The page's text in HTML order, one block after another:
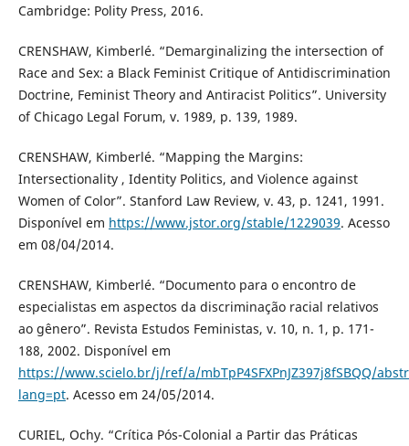
Cambridge: Polity Press, 2016.
CRENSHAW, Kimberlé. “Demarginalizing the intersection of
Race and Sex: a Black Feminist Critique of Antidiscrimination
Doctrine, Feminist Theory and Antiracist Politics”. University
of Chicago Legal Forum, v. 1989, p. 139, 1989.
CRENSHAW, Kimberlé. “Mapping the Margins:
Intersectionality , Identity Politics, and Violence against
Women of Color”. Stanford Law Review, v. 43, p. 1241, 1991.
Disponível em https://www.jstor.org/stable/1229039. Acesso
em 08/04/2014.
CRENSHAW, Kimberlé. “Documento para o encontro de
especialistas em aspectos da discriminação racial relativos
ao gênero”. Revista Estudos Feministas, v. 10, n. 1, p. 171-
188, 2002. Disponível em
https://www.scielo.br/j/ref/a/mbTpP4SFXPnJZ397j8fSBQQ/
lang=pt. Acesso em 24/05/2014.
CURIEL, Ochy. “Crítica Pós-Colonial a Partir das Práticas